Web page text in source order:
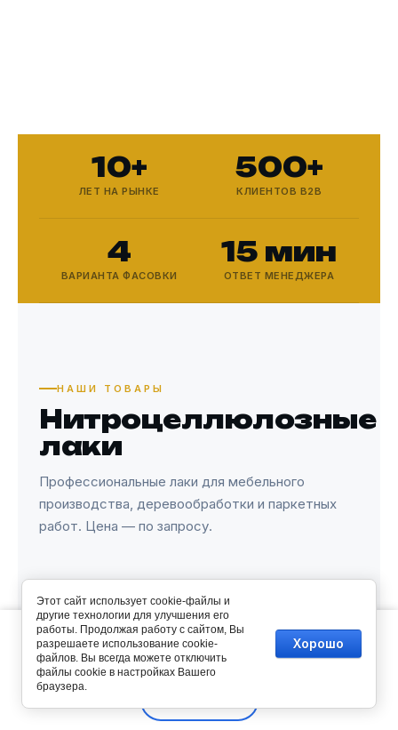
Сравнение Корзина
📞 Позвонить
10+
ЛЕТ НА РЫНКЕ
500+
КЛИЕНТОВ B2B
4
ВАРИАНТА ФАСОВКИ
15 мин
ОТВЕТ МЕНЕДЖЕРА
НАШИ ТОВАРЫ
Нитроцеллюлозные
лаки
Профессиональные лаки для мебельного
производства, деревообработки и паркетных
работ. Цена — по запросу.
МЕБЕЛЬНЫЙ
Этот сайт использует cookie-файлы и
другие технологии для улучшения его
работы. Продолжая работу с сайтом, Вы
разрешаете использование cookie-
файлов. Вы всегда можете отключить
файлы cookie в настройках Вашего
браузера.
Хорошо
Этот сайт использует файлы cookie и метаданные. Продолжая
просматривать его, вы соглашаетесь на использование нами
файлов cookie и метаданных в соответствии сПолитикой
обработки файлов cookie